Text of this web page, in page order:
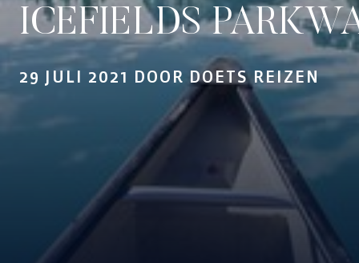
ICEFIELDS
29 JULI 2021 DOOR DOETS REIZEN